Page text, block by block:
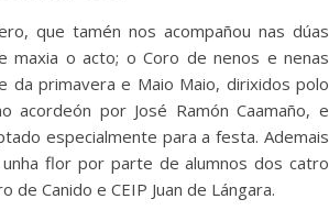
que tamén nos acompañou nas dúas
maxia o acto; o Coro de nenos e nenas
da primavera e Maio Maio, dirixidos polo
acordeón por José Ramón Caamaño, e
especialmente para a festa. Ademais
flor por parte de alumnos dos catro
de Canido e CEIP Juan de Lángara.